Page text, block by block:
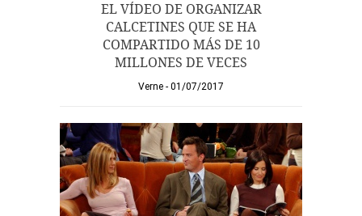
EL VÍDEO DE ORGANIZAR
CALCETINES QUE SE HA
COMPARTIDO MÁS DE 10
MILLONES DE VECES
Verne 01/07/2017